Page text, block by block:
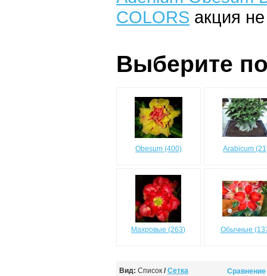
COLORS акция
Выберите
Obesum (400) Arabicum
Махровые (263) Обычные
Вид: Список / Сетка
Сравнение